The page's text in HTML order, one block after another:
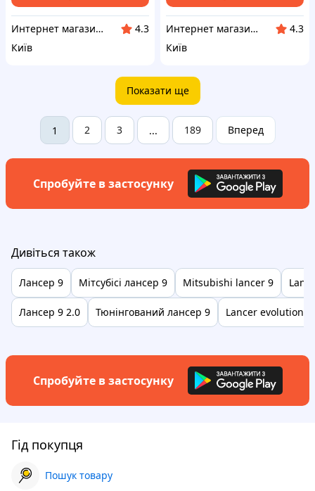
Интернет магазин "КУЗОВ-ЦЕНТР"
4.3
Київ
Интернет магазин "КУЗОВ-ЦЕНТР"
4.3
Київ
Показати ще
1 2 3 ... 189 Вперед
Спробуйте в застосунку
Дивіться також
Лансер 9 Мітсубісі лансер 9 Mitsubishi lancer 9
Лансер 9 2.0 Тюнінгований лансер 9 Lancer evolution 9
Спробуйте в застосунку
Гід покупця
Пошук товару